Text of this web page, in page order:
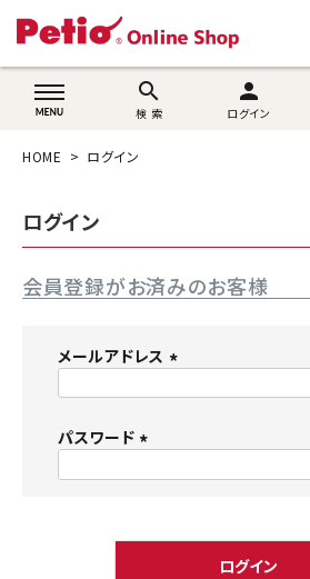
wovn-lang-name
search
検 索
person
ログイン
うさぎ用品
ブランド別に探す
目的別に探す
SNS
ようこそ ゲスト 様
HOME ログイン
ログイン
会員登録がお済みのお客様
メールアドレス
パスワード
)
ログイン